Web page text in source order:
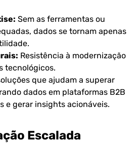
Sem as ferramentas ou
dados se tornam apenas
Resistência à modernização
tecnológicos.
que ajudam a superar
dados em plataformas B2B
e gerar insights acionáveis​​.
Escalada